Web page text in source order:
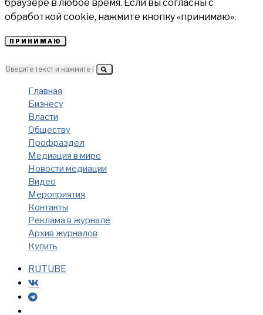
браузере в любое время. Если вы согласны с
обработкой cookie, нажмите кнопку «принимаю».
ПРИНИМАЮ
Главная
Бизнесу
Власти
Обществу
Профраздел
Медиация в мире
Новости медиации
Видео
Мероприятия
Контакты
Реклама в журнале
Архив журналов
Купить
RUTUBE